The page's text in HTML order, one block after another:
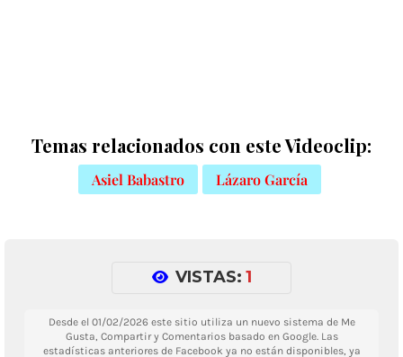
Temas relacionados con este Videoclip:
Asiel Babastro Lázaro García
VISTAS: 1
Desde el 01/02/2026 este sitio utiliza un nuevo sistema de Me
Gusta, Compartir y Comentarios basado en Google. Las
estadísticas anteriores de Facebook ya no están disponibles, ya